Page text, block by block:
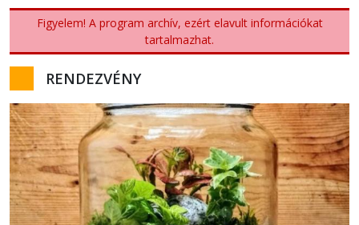
Figyelem! A program archív, ezért elavult információkat
tartalmazhat.
RENDEZVÉNY